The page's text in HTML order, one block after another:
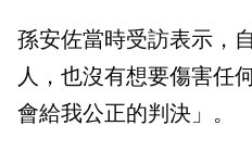
孫安佐當時受訪表示，
人，也沒有想要傷害任
會給我公正的判決」。